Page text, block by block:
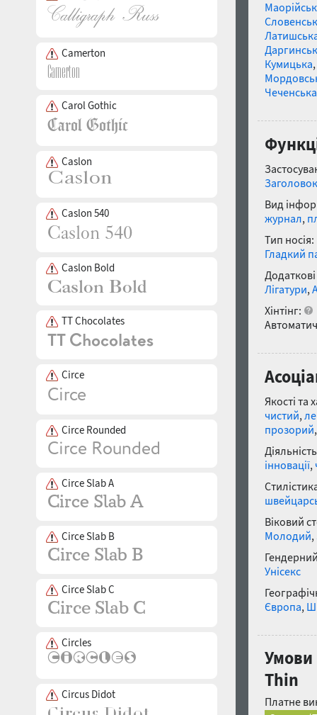
Camerton
Carol Gothic
Caslon
Caslon 540
Caslon Bold
TT Chocolates
Circe
Circe Rounded
Circe Slab A
Circe Slab B
Circe Slab C
Circles
Circus Didot
Кумицька,
Чеченська
Заголовок
Вид
журнал,
Тип носія:
Гладкий
Лігатури,
Хінтінг:
Якості та
чистий,
прозорий
інновації,
Віковий
Молодий,
Унісекс
Європа,
Умови
Thin
Платне